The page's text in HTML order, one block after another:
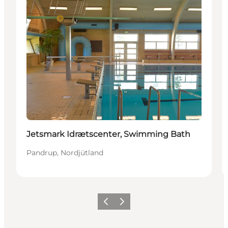
Jetsmark Idrætscenter, Swimming Bath
Pandrup, Nordjütland
ZurückWeiter